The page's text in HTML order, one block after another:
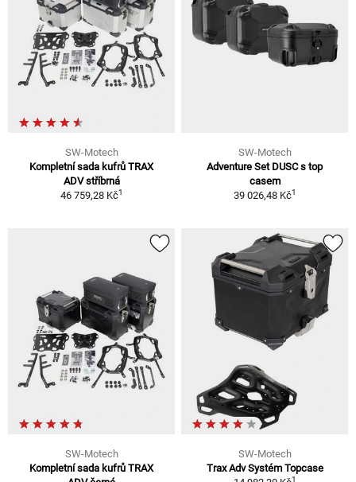
SW-Motech
Kompletní sada kufrů TRAX
ADV stříbrná
46 759,28 Kč1
SW-Motech
Adventure Set DUSC s top
casem
39 026,48 Kč1
SW-Motech
Kompletní sada kufrů TRAX
SW-Motech
Trax Adv Systém Topcase
1